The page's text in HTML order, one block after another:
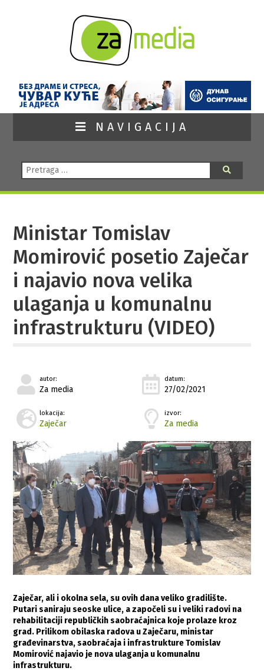
NAVIGACIJA
Pretraga:
Ministar Tomislav
Momirović posetio Zaječar
i najavio nova velika
ulaganja u komunalnu
infrastrukturu (VIDEO)
autor:
Za media
datum:
27/02/2021
lokacija:
Zaječar
izvor:
Za media
Zaječar, ali i okolna sela, su ovih dana veliko gradilište.
Putari saniraju seoske ulice, a započeli su i veliki radovi na
rehabilitaciji republičkih saobraćajnica koje prolaze kroz
grad. Prilikom obilaska radova u Zaječaru, ministar
građevinarstva, saobraćaja i infrastrukture Tomislav
Momirović najavio je nova ulaganja u komunalnu
infrastrukturu.